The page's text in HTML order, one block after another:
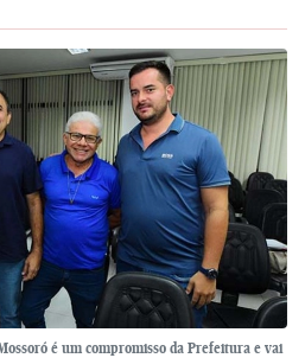
é um compromisso da Prefeitura e vai